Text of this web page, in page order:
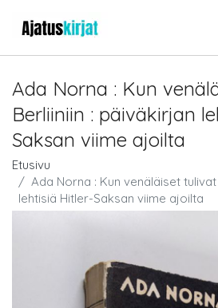
Ada Norna : Kun
Berliiniin : päiväkirjan
Saksan viime ajoilta
Etusivu
Ada Norna : Kun venäläiset
lehtisiä Hitler-Saksan viime ajoilta